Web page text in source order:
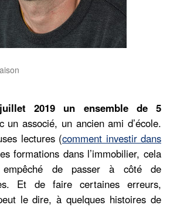
2019 un ensemble de 5
un associé, un ancien ami d’école.
lectures (comment investir dans
formations dans l’immobilier, cela
de passer à côté de
Et de faire certaines erreurs,
le dire, à quelques histoires de